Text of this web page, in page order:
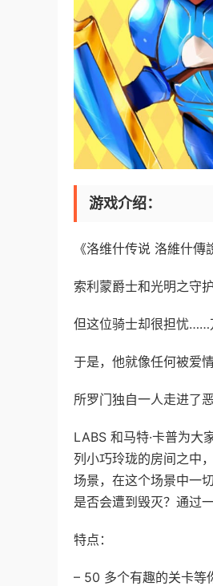
游戏介绍：
《洛维什传说 洛維什
索利蒙爵士和光明之守
但这位骑士却很担忧……
于是，他就像任何被爱
所罗门独自一人走进了
LABS 和马特·卡普为
列小巧玲珑的房间之中
场景，在这个场景中一
是否会遭到毁灭？通过
特点：
– 50 多个有趣的关卡等